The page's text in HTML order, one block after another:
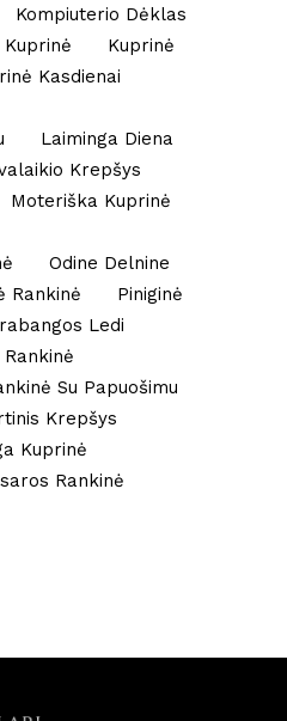
Kompiuterio Dėklas
Kuprinė
Kasdienai
Laiminga Diena
Krepšys
Moteriška Kuprinė
Odine Delnine
Rankinė
Piniginė
Ledi
Rankinė
Su Papuošimu
Krepšys
Kuprinė
Rankinė